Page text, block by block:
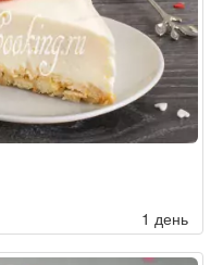
1 день